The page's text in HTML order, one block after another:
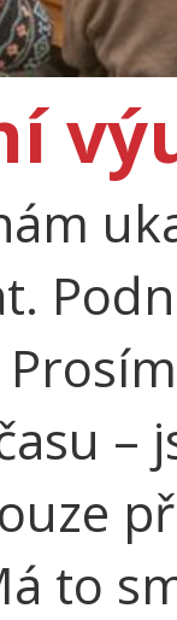
–
to